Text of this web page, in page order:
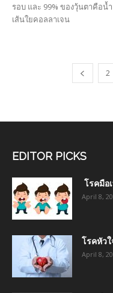
รอบ และ 99% ของวุ้นตาคือน้
เส้นใยคอลลาเจน
2
EDITOR PICKS
โรคมือ
April 8,
โรคหัวใ
April 8,